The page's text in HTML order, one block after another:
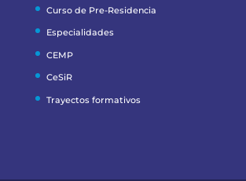
Curso de Pre-Residencia
Especialidades
CEMP
CeSiR
Trayectos formativos